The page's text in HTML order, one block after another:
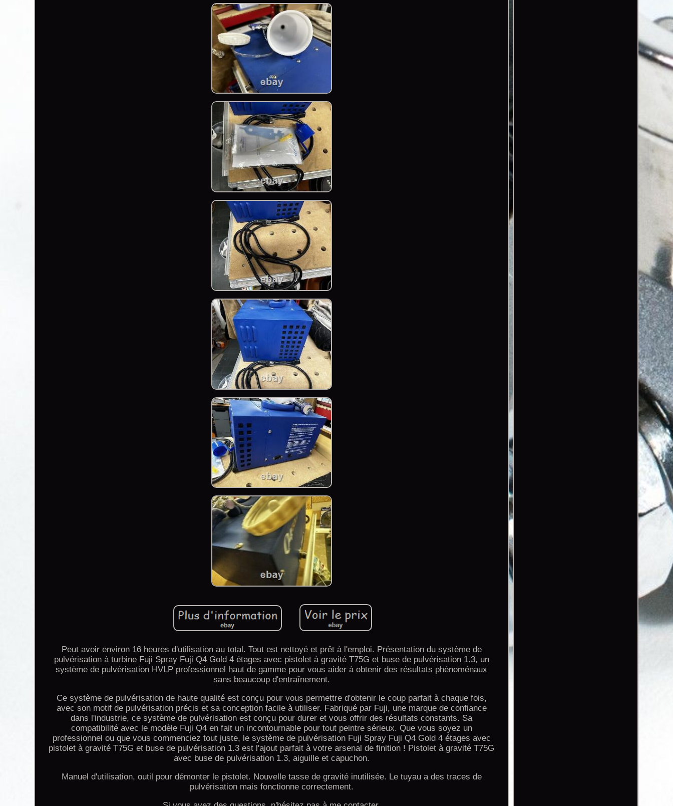
Peut avoir environ 16 heures d'utilisation au total. Tout est nettoyé et prêt à l'emploi. Présentation du système de
pulvérisation à turbine Fuji Spray Fuji Q4 Gold 4 étages avec pistolet à gravité T75G et buse de pulvérisation 1.3, un
système de pulvérisation HVLP professionnel haut de gamme pour vous aider à obtenir des résultats phénoménaux
sans beaucoup d'entraînement.
Ce système de pulvérisation de haute qualité est conçu pour vous permettre d'obtenir le coup parfait à chaque fois,
avec son motif de pulvérisation précis et sa conception facile à utiliser. Fabriqué par Fuji, une marque de confiance
dans l'industrie, ce système de pulvérisation est conçu pour durer et vous offrir des résultats constants. Sa
compatibilité avec le modèle Fuji Q4 en fait un incontournable pour tout peintre sérieux. Que vous soyez un
professionnel ou que vous commenciez tout juste, le système de pulvérisation Fuji Spray Fuji Q4 Gold 4 étages avec
pistolet à gravité T75G et buse de pulvérisation 1.3 est l'ajout parfait à votre arsenal de finition ! Pistolet à gravité T75G
avec buse de pulvérisation 1.3, aiguille et capuchon.
Manuel d'utilisation, outil pour démonter le pistolet. Nouvelle tasse de gravité inutilisée. Le tuyau a des traces de
pulvérisation mais fonctionne correctement.